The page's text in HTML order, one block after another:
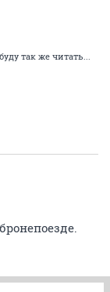
так же читать...